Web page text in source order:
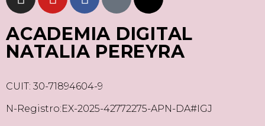
ACADEMIA DIGITAL
NATALIA PEREYRA
CUIT: 30-71894604-9
N-Registro:EX-2025-42772275-APN-DA#IGJ